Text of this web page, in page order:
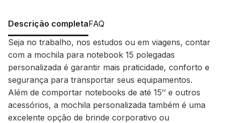
Descrição completaFAQ
Seja no trabalho, nos estudos ou em viagens, contar
com a mochila para notebook 15 polegadas
personalizada é garantir mais praticidade, conforto e
segurança para transportar seus equipamentos.
Além de comportar notebooks de até 15’’ e outros
acessórios, a mochila personalizada também é uma
excelente opção de brinde corporativo ou